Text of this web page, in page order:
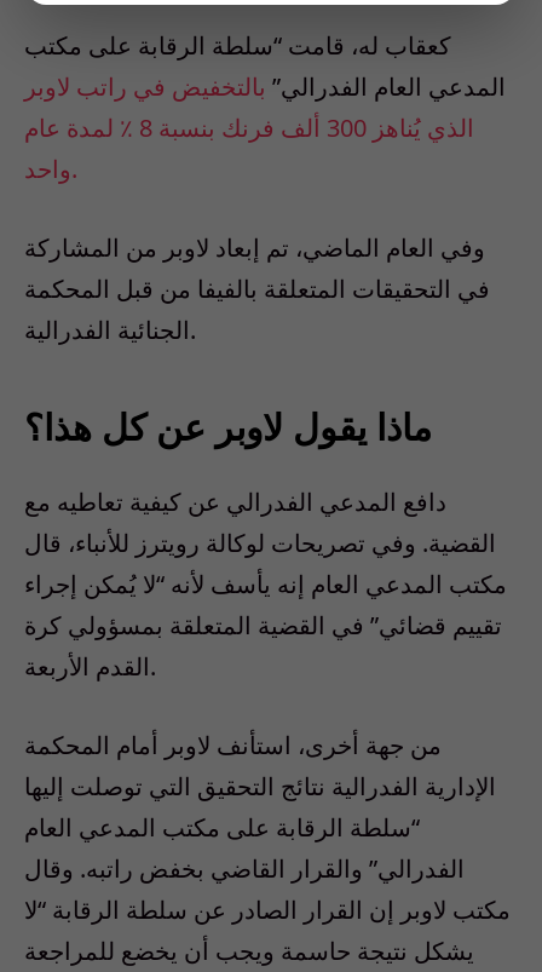
كعقاب له، قامت “سلطة الرقابة على مكتب
المدعي العام الفدرالي” بالتخفيض في راتب لاوبر
الذي يُناهز 300 ألف فرنك بنسبة 8 ٪ لمدة عام
واحد.
وفي العام الماضي، تم إبعاد لاوبر من المشاركة
في التحقيقات المتعلقة بالفيفا من قبل المحكمة
الجنائية الفدرالية.
ماذا يقول لاوبر عن كل هذا؟
دافع المدعي الفدرالي عن كيفية تعاطيه مع
القضية. وفي تصريحات لوكالة رويترز للأنباء، قال
مكتب المدعي العام إنه يأسف لأنه “لا يُمكن إجراء
تقييم قضائي” في القضية المتعلقة بمسؤولي كرة
القدم الأربعة.
من جهة أخرى، استأنف لاوبر أمام المحكمة
الإدارية الفدرالية نتائج التحقيق التي توصلت إليها
“سلطة الرقابة على مكتب المدعي العام
الفدرالي” والقرار القاضي بخفض راتبه. وقال
مكتب لاوبر إن القرار الصادر عن سلطة الرقابة “لا
يشكل نتيجة حاسمة ويجب أن يخضع للمراجعة